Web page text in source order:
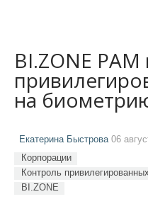
BI.ZONE
на
Екатерина Быстрова06
Корпорации
Контроль
BI.ZONE